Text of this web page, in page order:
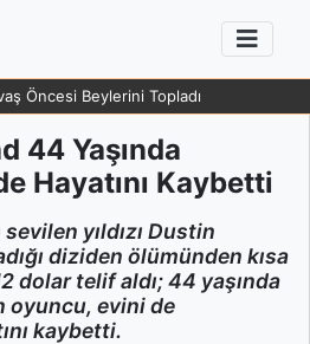
Sağlığı Hakkında Güldüren Yanıt Verdi
44 Yaşında
Hayatını Kaybetti
yıldızı Dustin
diziden ölümünden kısa
dolar telif aldı; 44 yaşında
oyuncu, evini de
kaybetti.